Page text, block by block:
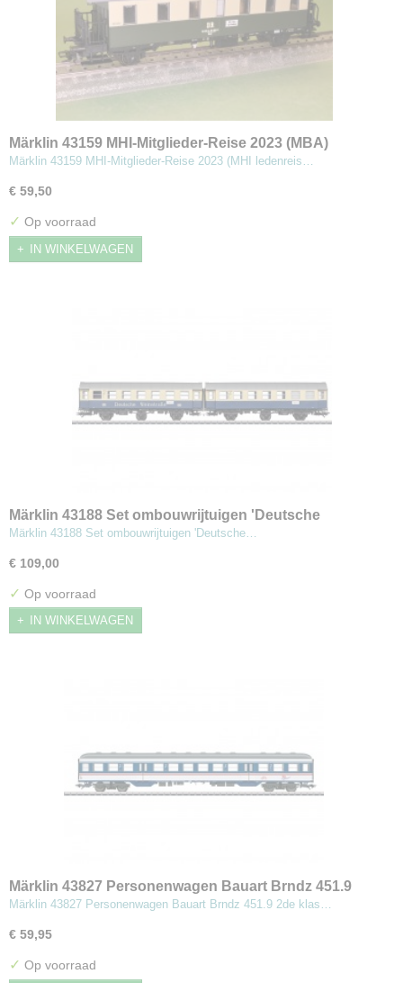
Märklin 43159 MHI-Mitglieder-Reise 2023 (MBA)
Märklin 43159 MHI-Mitglieder-Reise 2023 (MHI ledenreis…
€ 59,50
✓ Op voorraad
IN WINKELWAGEN
Märklin 43188 Set ombouwrijtuigen 'Deutsche
Weinstrasse'
Märklin 43188 Set ombouwrijtuigen 'Deutsche…
€ 109,00
✓ Op voorraad
IN WINKELWAGEN
Märklin 43827 Personenwagen Bauart Brndz 451.9
2de klas
Märklin 43827 Personenwagen Bauart Brndz 451.9 2de klas…
€ 59,95
✓ Op voorraad